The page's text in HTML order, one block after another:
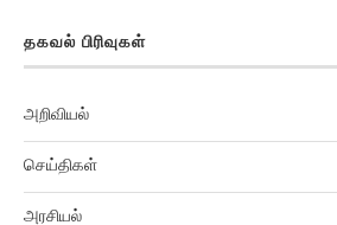
தகவல் பிரிவுகள்
அறிவியல்
செய்திகள்
அரசியல்